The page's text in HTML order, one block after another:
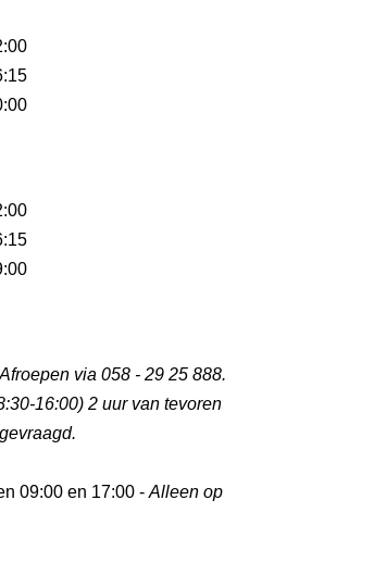
via 058 - 29 25 888.
16:00) 2 uur van tevoren
09:00 en 17:00 - Alleen op